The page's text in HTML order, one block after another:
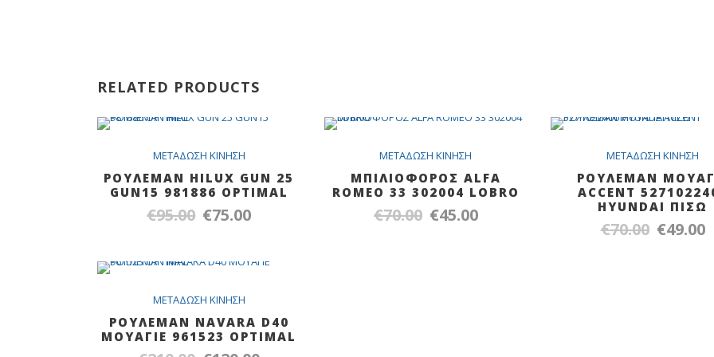
RELATED PRODUCTS
METAΔΩΣH KINHΣH
ΡΟΥΛΕΜΑΝ HILUX GUN 25
GUN15 981886 OPTIMAL
€95.00 Original
€75.00Η
METAΔΩΣH KINHΣH
ΜΠΙΛΙΟΦΟΡΟΣ ALFA
ROMEO 33 302004 LOBRO
€70.00 Original
€45.00Η
METAΔΩΣH KINHΣH
ΡΟΥΛΕΜΑΝ
ACCENT
HYUNDAI ΠΙΣΩ
€70.00 Original
€49.00Η
Out Of Stock
METAΔΩΣH KINHΣH
ΡΟΥΛΕΜΑΝ NAVARA D40
MOΥΑΓΙΕ 961523 OPTIMAL